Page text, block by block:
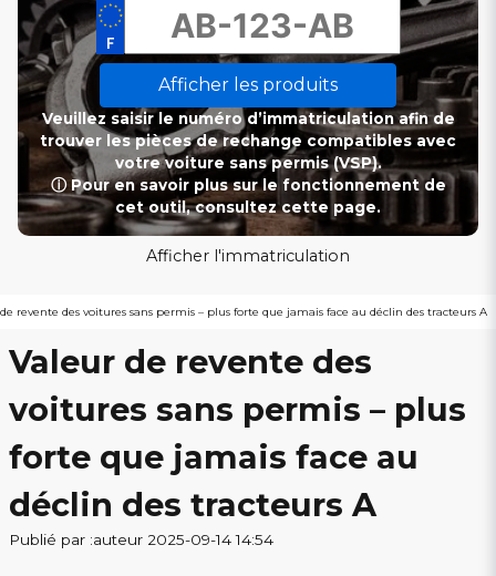
Afficher les produits
Veuillez saisir le numéro d’immatriculation afin de
trouver les pièces de rechange compatibles avec
votre voiture sans permis (VSP).
ⓘ Pour en savoir plus sur le fonctionnement de
cet outil, consultez cette page.
Afficher l'immatriculation
revente des voitures sans permis – plus forte que jamais face au déclin des tracteurs A
Valeur de revente des
voitures sans permis – plus
forte que jamais face au
déclin des tracteurs A
Publié par :auteur 2025-09-14 14:54